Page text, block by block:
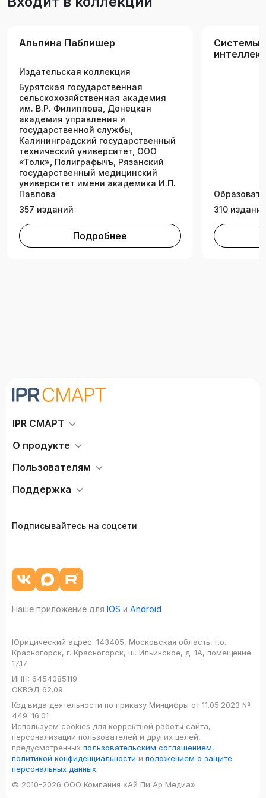
человеческое развитие. Будут побеждены
многие неизлечимые болезни, мы станем
другими. Готов ли наш разум к будущему? Что
там его ждет? На эти вопросы, опираясь на
последние исследования в области
нейробиологии и физики, отвечает Митио Каку,
футуролог, популяризатор науки и автор
научно-популярных бестселлеров.
Альпина Паблишер
Издательская коллекция
Бурятская государственная
сельскохозяйственная академия
им. В.Р. Филиппова, Донецкая
академия управления и
государственной службы,
Калининградский государственный
технический университет, ООО
«Толк», Полиграфычъ, Рязанский
государственный медицинский
университет имени академика И.П.
Павлова
357 изданий
Подробнее
Системы
310
IPR СМАРТ
О продукте
Пользователям
Поддержка
Подписывайтесь на соцсети
Наше приложение для IOS и Android
Юридический адрес: 143405, Московская область, г.о.
Красногорск, г. Красногорск, ш. Ильинское, д. 1А, помещение
17.17
ИНН: 6454085119
ОКВЭД 62.09
Код вида деятельности по приказу Минцифры от 11.05.2023 №
449: 16.01
Используем cookies для корректной работы сайта,
персонализации пользователей и других целей,
предусмотренных пользовательским соглашением,
политикой конфиденциальности и положением о защите
персональных данных.
© 2010-2026 ООО Компания «Ай Пи Ар Медиа»